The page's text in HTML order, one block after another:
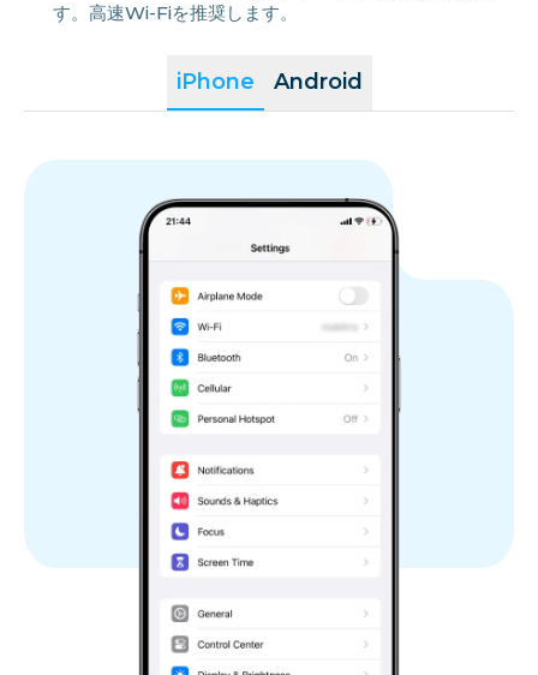
iPhone Android
す。高速Wi-Fiを推奨します。